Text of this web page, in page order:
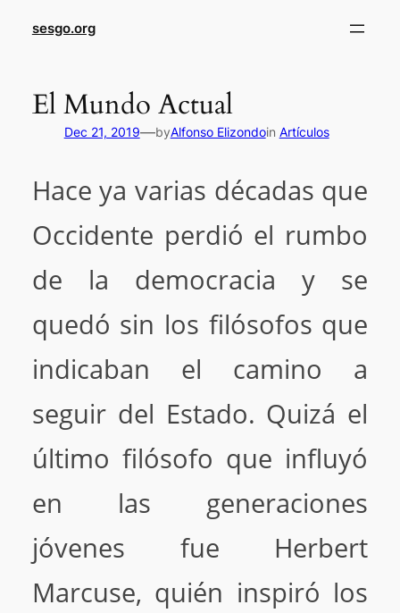
sesgo.org
El Mundo Actual
Dec 21, 2019—byAlfonso Elizondoin Artículos
Hace ya varias décadas que
Occidente perdió el rumbo
de la democracia y se
quedó sin los filósofos que
indicaban el camino a
seguir del Estado. Quizá el
último filósofo que influyó
en las generaciones
jóvenes fue Herbert
Marcuse, quién inspiró los